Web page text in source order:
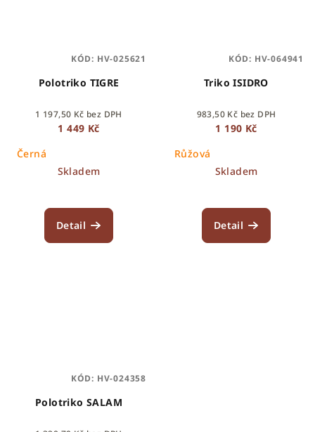
Polotriko TIGRE
1 197,50 Kč bez DPH
1 449 Kč
Černá
Skladem
Detail
KÓD: HV-025621
Triko ISIDRO
983,50 Kč bez DPH
1 190 Kč
Růžová
Skladem
Detail
KÓD: HV-064941
Polotriko SALAM
KÓD: HV-024358